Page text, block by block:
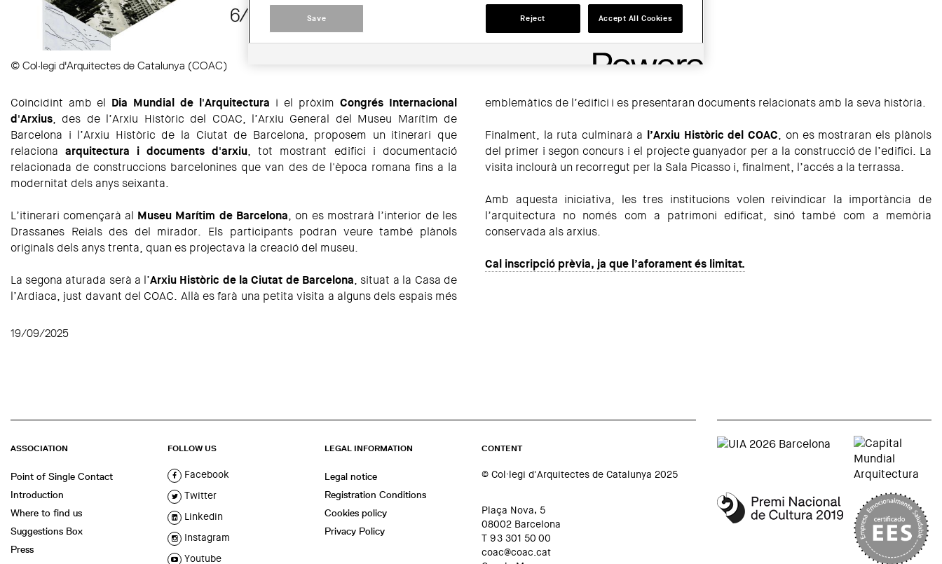
© Col·legi d'Arquitectes de Catalunya (COAC)
ACTIONS
Coincidint amb el Dia Mundial de l'Arquitectura i el pròxim Congrés Internacional
d'Arxius, des de l’Arxiu Històric del COAC, l’Arxiu General del Museu Marítim de
Barcelona i l’Arxiu Històric de la Ciutat de Barcelona, proposem un itinerari que
relaciona arquitectura i documents d'arxiu, tot mostrant edifici i documentació
relacionada de construccions barcelonines que van des de l'època romana fins a la
modernitat dels anys seixanta.
L’itinerari començarà al Museu Marítim de Barcelona, on es mostrarà l’interior de les
Drassanes Reials des del mirador. Els participants podran veure també plànols
originals dels anys trenta, quan es projectava la creació del museu.
La segona aturada serà a l’Arxiu Històric de la Ciutat de Barcelona, situat a la Casa de
l’Ardiaca, just davant del COAC. Allà es farà una petita visita a alguns dels espais més
emblemàtics de l’edifici i es presentaran documents relacionats amb la seva història.
Finalment, la ruta culminarà a l’Arxiu Històric del COAC, on es mostraran els plànols
del primer i segon concurs i el projecte guanyador per a la construcció de l’edifici. La
visita inclourà un recorregut per la Sala Picasso i, finalment, l’accés a la terrassa.
Amb aquesta iniciativa, les tres institucions volen reivindicar la importància de
l’arquitectura no només com a patrimoni edificat, sinó també com a memòria
conservada als arxius.
Cal inscripció prèvia, ja que l’aforament és limitat.
19/09/2025
ASSOCIATION
Point of Single Contact
Introduction
Where to find us
Suggestions Box
Press
FOLLOW US
Facebook
Twitter
Linkedin
Instagram
Youtube
LEGAL INFORMATION
Legal notice
Registration Conditions
Cookies policy
Privacy Policy
CONTENT
© Col·legi d'Arquitectes de Catalunya 2025
Plaça Nova, 5
08002 Barcelona
T 93 301 50 00
coac@coac.cat
Save Reject Accept All Cookies